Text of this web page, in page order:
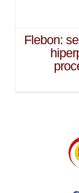
Flebon: